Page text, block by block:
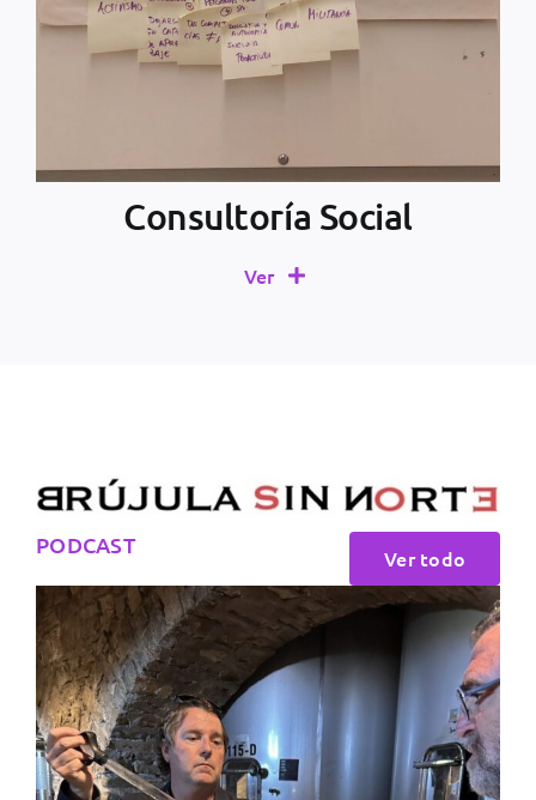
Consultoría Social
Ver
PODCAST Ver todo